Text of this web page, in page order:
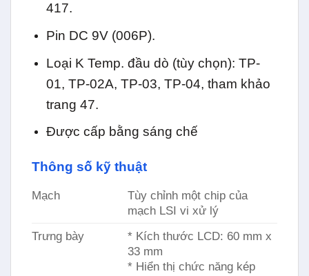
417.
Pin DC 9V (006P).
Loại K Temp. đầu dò (tùy chọn): TP-
01, TP-02A, TP-03, TP-04, tham khảo
trang 47.
Được cấp bằng sáng chế
Thông số kỹ thuật
Mạch
Tùy chỉnh một chip của
mạch LSI vi xử lý
Trưng bày
* Kích thước LCD: 60 mm x
33 mm
* Hiển thị chức năng kép